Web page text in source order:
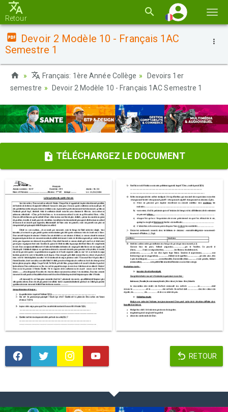
la
Retour
Devoir 2 Modèle 10 - Français 1AC
Semestre 1
Français: 1ère Année Collège
Devoirs 1er
semestre
Devoir 2 Modèle 10 - Français 1AC Semestre 1
TÉLÉCHARGEZ LE DOCUMENT
RETOUR